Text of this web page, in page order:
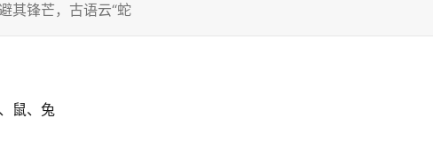
其锋芒，古语云“蛇
鼠、兔